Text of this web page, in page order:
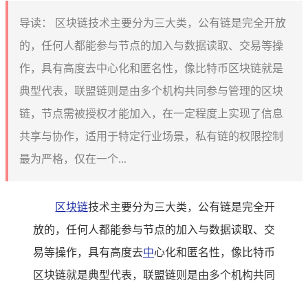
导读：
区块链技术主要分为三大类，公有链是完全开放
的，任何人都能参与节点的加入与数据读取、交易等操
作，具有高度去中心化和匿名性，像比特币区块链就是
典型代表，联盟链则是由多个机构共同参与管理的区块
链，节点需被授权才能加入，在一定程度上实现了信息
共享与协作，适用于特定行业场景，私有链的权限控制
最为严格，仅在一个...
区块链技术主要分为三大类，公有链是完全开
放的，任何人都能参与节点的加入与数据读取、交
易等操作，具有高度去中心化和匿名性，像比特币
区块链就是典型代表，联盟链则是由多个机构共同